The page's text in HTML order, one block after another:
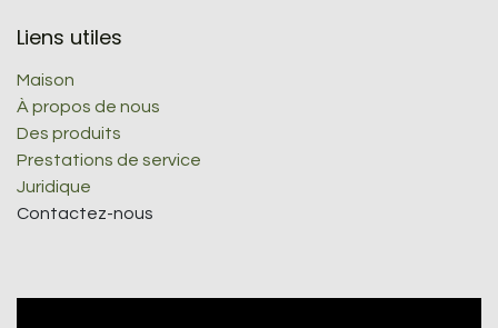
Liens utiles
Maison
À propos de nous
Des produits
Prestations de service
Juridique
Contactez-nous